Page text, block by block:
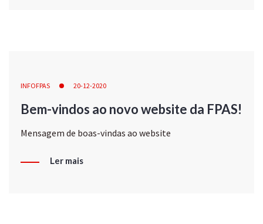
INFOFPAS 20-12-2020
Bem-vindos ao novo website da FPAS!
Mensagem de boas-vindas ao website
Ler mais